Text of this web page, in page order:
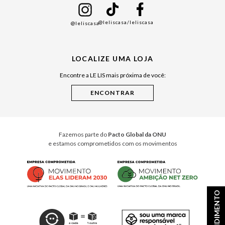
Cuidados Casa
@leliscasa@leliscasa/leliscasa
LOCALIZE UMA LOJA
Encontre a LE LIS mais próxima de você:
Fazemos parte do Pacto Global da ONU
e estamos comprometidos com os movimentos